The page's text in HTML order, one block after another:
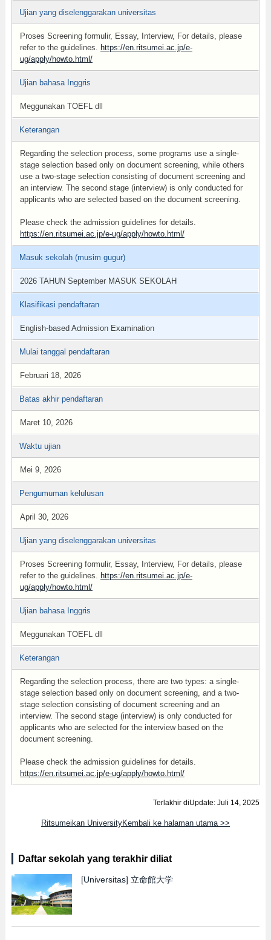
Ujian yang diselenggarakan universitas
Proses Screening formulir, Essay, Interview, For details, please
refer to the guidelines. https://en.ritsumei.ac.jp/e-
ug/apply/howto.html/
Ujian bahasa Inggris
Meggunakan TOEFL dll
Keterangan
Regarding the selection process, some programs use a single-
stage selection based only on document screening, while others
use a two-stage selection consisting of document screening and
an interview. The second stage (interview) is only conducted for
applicants who are selected based on the document screening.
Please check the admission guidelines for details.
https://en.ritsumei.ac.jp/e-ug/apply/howto.html/
Masuk sekolah (musim gugur)
2026 TAHUN September MASUK SEKOLAH
Klasifikasi pendaftaran
English-based Admission Examination
Mulai tanggal pendaftaran
Februari 18, 2026
Batas akhir pendaftaran
Maret 10, 2026
Waktu ujian
Mei 9, 2026
Pengumuman kelulusan
April 30, 2026
Ujian yang diselenggarakan universitas
Proses Screening formulir, Essay, Interview, For details, please
refer to the guidelines. https://en.ritsumei.ac.jp/e-
ug/apply/howto.html/
Ujian bahasa Inggris
Meggunakan TOEFL dll
Keterangan
Regarding the selection process, there are two types: a single-
stage selection based only on document screening, and a two-
stage selection consisting of document screening and an
interview. The second stage (interview) is only conducted for
applicants who are selected for the interview based on the
document screening.
Please check the admission guidelines for details.
https://en.ritsumei.ac.jp/e-ug/apply/howto.html/
Terlakhir diUpdate: Juli 14, 2025
Ritsumeikan UniversityKembali ke halaman utama >>
Daftar sekolah yang terakhir diliat
[Universitas] 立命館大学